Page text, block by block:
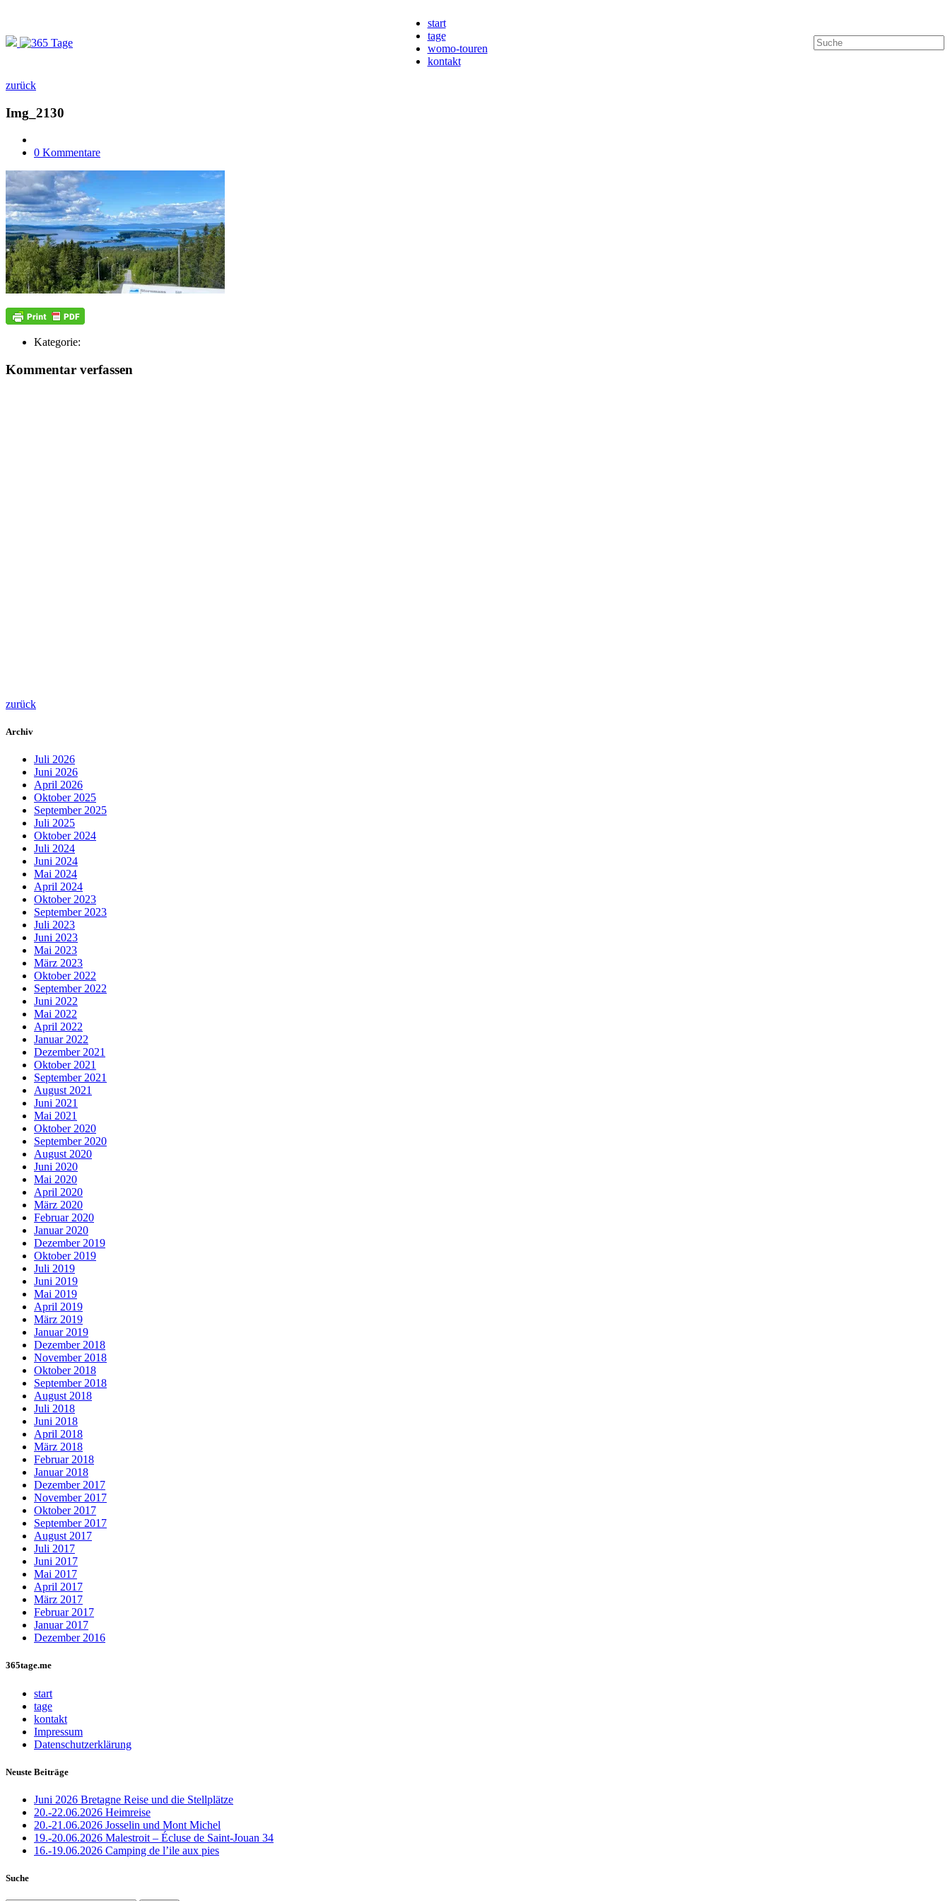
start
tage
womo-touren
kontakt
zurück
Img_2130
0 Kommentare
Kategorie:
Kommentar verfassen
zurück
Archiv
Juli 2026
Juni 2026
April 2026
Oktober 2025
September 2025
Juli 2025
Oktober 2024
Juli 2024
Juni 2024
Mai 2024
April 2024
Oktober 2023
September 2023
Juli 2023
Juni 2023
Mai 2023
März 2023
Oktober 2022
September 2022
Juni 2022
Mai 2022
April 2022
Januar 2022
Dezember 2021
Oktober 2021
September 2021
August 2021
Juni 2021
Mai 2021
Oktober 2020
September 2020
August 2020
Juni 2020
Mai 2020
April 2020
März 2020
Februar 2020
Januar 2020
Dezember 2019
Oktober 2019
Juli 2019
Juni 2019
Mai 2019
April 2019
März 2019
Januar 2019
Dezember 2018
November 2018
Oktober 2018
September 2018
August 2018
Juli 2018
Juni 2018
April 2018
März 2018
Februar 2018
Januar 2018
Dezember 2017
November 2017
Oktober 2017
September 2017
August 2017
Juli 2017
Juni 2017
Mai 2017
April 2017
März 2017
Februar 2017
Januar 2017
Dezember 2016
365tage.me
start
tage
kontakt
Impressum
Datenschutzerklärung
Neuste Beiträge
Juni 2026 Bretagne Reise und die Stellplätze
20.-22.06.2026 Heimreise
20.-21.06.2026 Josselin und Mont Michel
19.-20.06.2026 Malestroit – Écluse de Saint-Jouan 34
16.-19.06.2026 Camping de l’ile aux pies
Suche